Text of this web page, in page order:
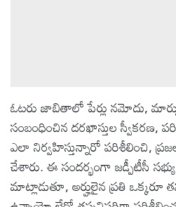
స్పాట్‌లైట్
ప్రెస్
రిలీజ్
ఓటరు జాబితాలో పేర్లు నమోదు,
సంబంధించిన దరఖాస్తుల స్వీకరణ,
ఎలా నిర్వహిస్తున్నారో పరిశీలించి,
చేశారు. ఈ సందర్భంగా జడ్పీటీసీ
మాట్లాడుతూ, అర్హులైన ప్రతి